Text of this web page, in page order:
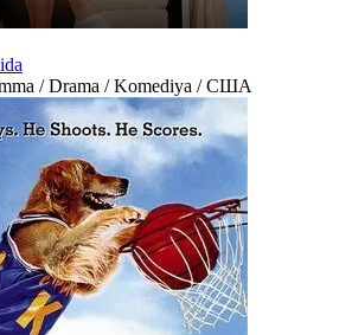
/ Drama / Komediya / США